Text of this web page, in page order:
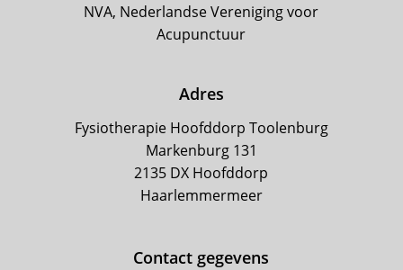
NVA, Nederlandse Vereniging voor
Acupunctuur
Adres
Fysiotherapie Hoofddorp Toolenburg
Markenburg 131
2135 DX Hoofddorp
Haarlemmermeer
Contact gegevens